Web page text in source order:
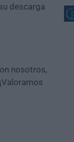
descarga
nosotros,